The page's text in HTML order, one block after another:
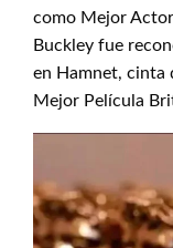
como Mejor
Buckley fue
en Hamnet, cinta
Mejor Película